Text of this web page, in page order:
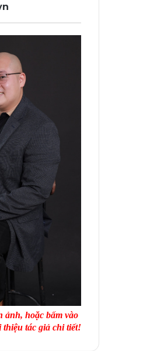
ảnh, hoặc bấm vào
tác giả chi tiết!